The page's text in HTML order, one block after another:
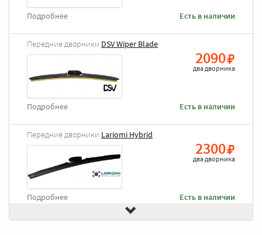
Есть в наличии
Подробнее
Передние дворники DSV Wiper Blade
2090
два дворника
Есть в наличии
Подробнее
Передние дворники Lariomi Hybrid
2300
два дворника
Есть в наличии
Подробнее